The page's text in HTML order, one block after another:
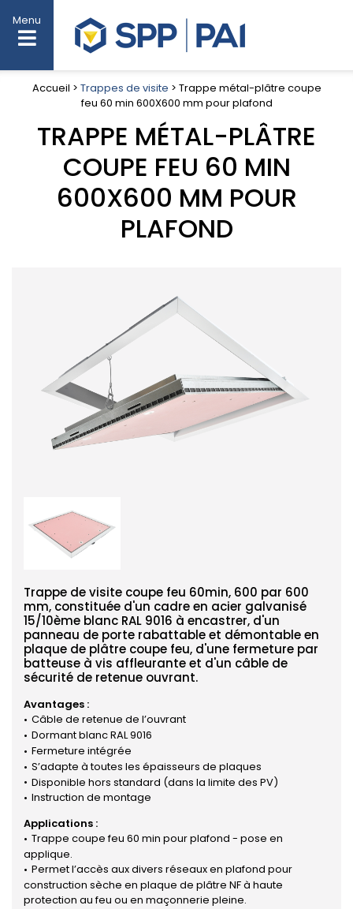
Menu
Accueil > Trappes de visite > Trappe métal-plâtre coupe
feu 60 min 600X600 mm pour plafond
TRAPPE MÉTAL-PLÂTRE
COUPE FEU 60 MIN
600X600 MM POUR
PLAFOND
Trappe de visite coupe feu 60min, 600 par 600
mm, constituée d'un cadre en acier galvanisé
15/10ème blanc RAL 9016 à encastrer, d'un
panneau de porte rabattable et démontable en
plaque de plâtre coupe feu, d'une fermeture par
batteuse à vis affleurante et d'un câble de
sécurité de retenue ouvrant.
Avantages :
Câble de retenue de l’ouvrant
Dormant blanc RAL 9016
Fermeture intégrée
S’adapte à toutes les épaisseurs de plaques
Disponible hors standard (dans la limite des PV)
Instruction de montage
Applications :
Trappe coupe feu 60 min pour plafond - pose en
applique.
Permet l’accès aux divers réseaux en plafond pour
construction sèche en plaque de plâtre NF à haute
protection au feu ou en maçonnerie pleine.